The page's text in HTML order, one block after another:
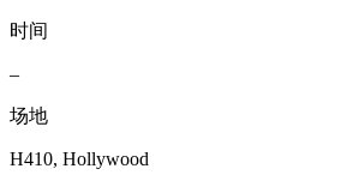
时间
–
场地
H410, Hollywood